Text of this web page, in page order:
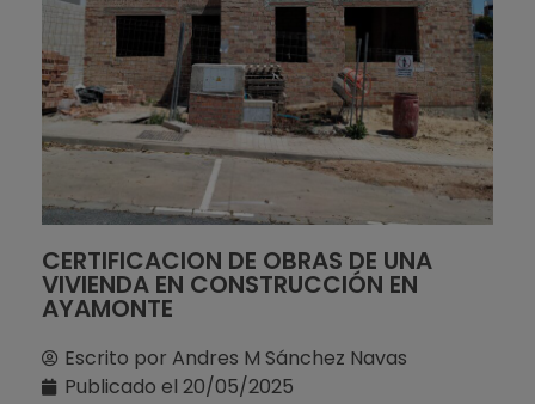
CERTIFICACION DE OBRAS DE UNA
VIVIENDA EN CONSTRUCCIÓN EN
AYAMONTE
Escrito por Andres M Sánchez Navas
Publicado el 20/05/2025